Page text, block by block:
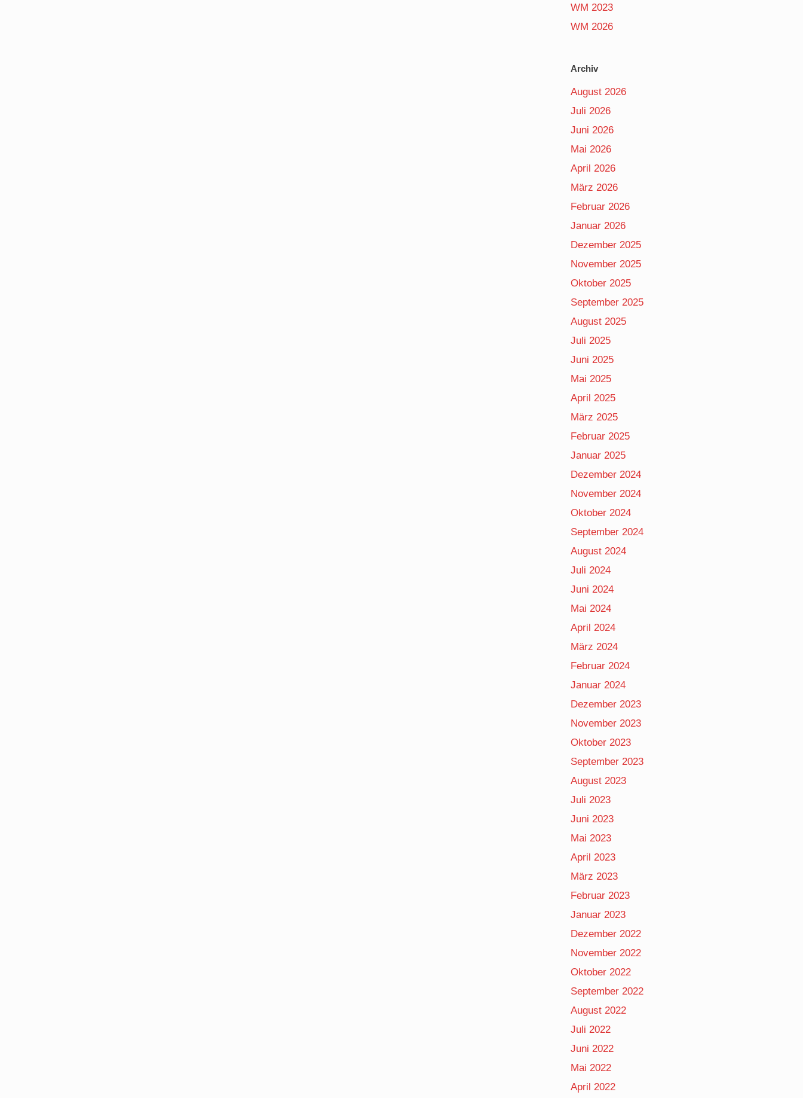
WM 2023
WM 2026
Archiv
August 2026
Juli 2026
Juni 2026
Mai 2026
April 2026
März 2026
Februar 2026
Januar 2026
Dezember 2025
November 2025
Oktober 2025
September 2025
August 2025
Juli 2025
Juni 2025
Mai 2025
April 2025
März 2025
Februar 2025
Januar 2025
Dezember 2024
November 2024
Oktober 2024
September 2024
August 2024
Juli 2024
Juni 2024
Mai 2024
April 2024
März 2024
Februar 2024
Januar 2024
Dezember 2023
November 2023
Oktober 2023
September 2023
August 2023
Juli 2023
Juni 2023
Mai 2023
April 2023
März 2023
Februar 2023
Januar 2023
Dezember 2022
November 2022
Oktober 2022
September 2022
August 2022
Juli 2022
Juni 2022
Mai 2022
April 2022